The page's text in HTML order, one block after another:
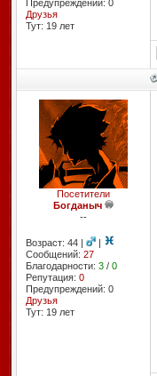
Предупреждений: 0
Друзья
Тут: 19 лет
Посетители
Богданыч
--
Возраст: 44 |
|
Сообщений: 27
Благодарности: 3/ 0
Репутация: 0
Предупреждений: 0
Друзья
Тут: 19 лет